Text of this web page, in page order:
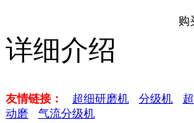
购
详细介绍
友情链接： 超细研磨机 分级机
动磨
气流分级机